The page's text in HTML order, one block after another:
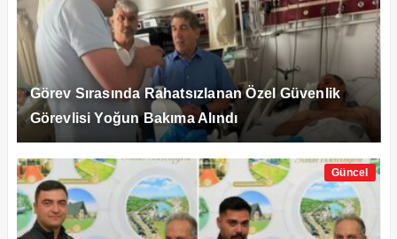
Görev Sırasında Rahatsızlanan Özel Güvenlik
Görevlisi Yoğun Bakıma Alındı
Güncel